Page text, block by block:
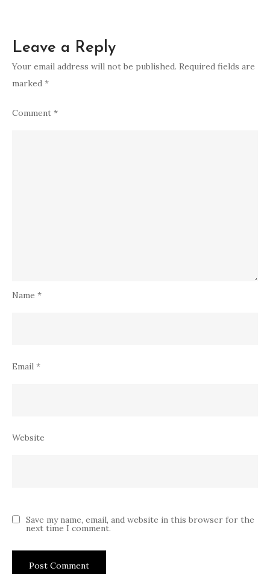
Leave a Reply
Your email address will not be published. Required fields are
marked *
Comment *
Name *
Email *
Website
Save my name, email, and website in this browser for the
next time I comment.